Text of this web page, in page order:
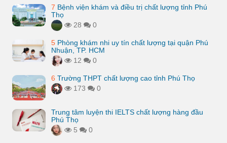
7 Bệnh viện khám và điều trị chất lượng tỉnh Phú
Thọ
28
0
5 Phòng khám nhi uy tín chất lượng tại quận Phú
Nhuận, TP. HCM
12
0
6 Trường THPT chất lượng cao tỉnh Phú Thọ
173
0
Trung tâm luyện thi IELTS chất lượng hàng đầu
Phú Thọ
5
0